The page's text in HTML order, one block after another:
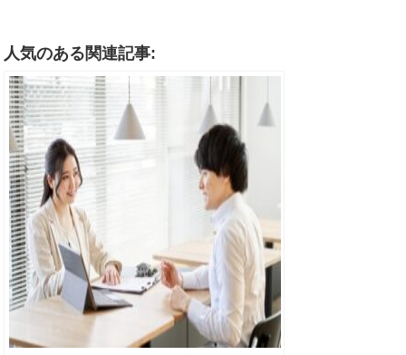
人気のある関連記事: